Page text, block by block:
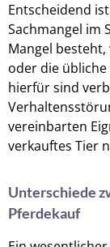
Entscheidend
Sachmangel im
Mangel
oder die
hierfür sind
vereinbarten
verkauftes Tier
Unterschiede
Pferdekauf